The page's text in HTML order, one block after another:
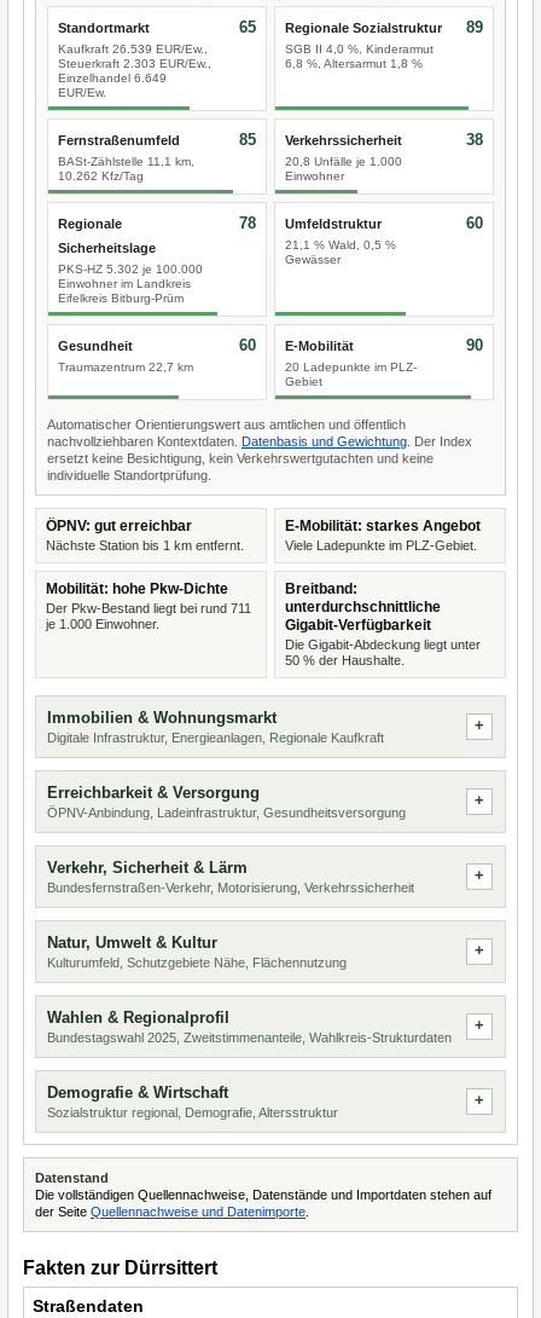
Standortmarkt
Kaufkraft 26.539 EUR/Ew.,
Steuerkraft 2.303 EUR/Ew.,
Einzelhandel 6.649
EUR/Ew.
65 Regionale Sozialstruktur
SGB II 4,0 %, Kinderarmut
6,8 %, Altersarmut 1,8 %
89
Fernstraßenumfeld
BASt-Zählstelle 11,1 km,
10.262 Kfz/Tag
85 Verkehrssicherheit
20,8 Unfälle je 1.000
Einwohner
38
Regionale
Sicherheitslage
PKS-HZ 5.302 je 100.000
Einwohner im Landkreis
Eifelkreis Bitburg-Prüm
78 Umfeldstruktur
21,1 % Wald, 0,5 %
Gewässer
60
Gesundheit
Traumazentrum 22,7 km
60 E-Mobilität
20 Ladepunkte im PLZ-
Gebiet
90
Automatischer Orientierungswert aus amtlichen und öffentlich
nachvollziehbaren Kontextdaten. Datenbasis und Gewichtung . Der Index
ersetzt keine Besichtigung, kein Verkehrswertgutachten und keine
individuelle Standortprüfung.
ÖPNV: gut erreichbar
Nächste Station bis 1 km entfernt.
E-Mobilität: starkes Angebot
Viele Ladepunkte im PLZ-Gebiet.
Mobilität: hohe Pkw-Dichte
Der Pkw-Bestand liegt bei rund 711
je 1.000 Einwohner.
Breitband:
unterdurchschnittliche
Gigabit-Verfügbarkeit
Die Gigabit-Abdeckung liegt unter
50 % der Haushalte.
Immobilien & Wohnungsmarkt
Digitale Infrastruktur, Energieanlagen, Regionale Kaufkraft
Erreichbarkeit & Versorgung
ÖPNV-Anbindung, Ladeinfrastruktur, Gesundheitsversorgung
Verkehr, Sicherheit & Lärm
Bundesfernstraßen-Verkehr, Motorisierung, Verkehrssicherheit
Natur, Umwelt & Kultur
Kulturumfeld, Schutzgebiete Nähe, Flächennutzung
Wahlen & Regionalprofil
Bundestagswahl 2025, Zweitstimmenanteile, Wahlkreis-Strukturdaten
Demografie & Wirtschaft
Sozialstruktur regional, Demografie, Altersstruktur
Datenstand
Die vollständigen Quellennachweise, Datenstände und Importdaten stehen auf
der Seite Quellennachweise und Datenimporte
Fakten zur Dürrsittert
Straßendaten